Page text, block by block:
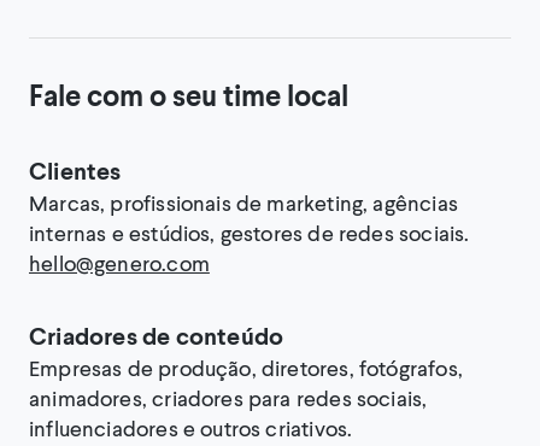
Fale com o seu time local
Clientes
Marcas, profissionais de marketing, agências
internas e estúdios, gestores de redes sociais.
hello@genero.com
Criadores de conteúdo
Empresas de produção, diretores, fotógrafos,
animadores, criadores para redes sociais,
influenciadores e outros criativos.